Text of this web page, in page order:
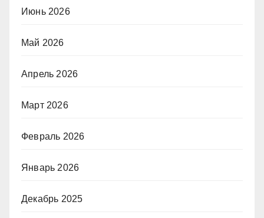
Июнь 2026
Май 2026
Апрель 2026
Март 2026
Февраль 2026
Январь 2026
Декабрь 2025